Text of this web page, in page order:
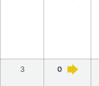
3 0